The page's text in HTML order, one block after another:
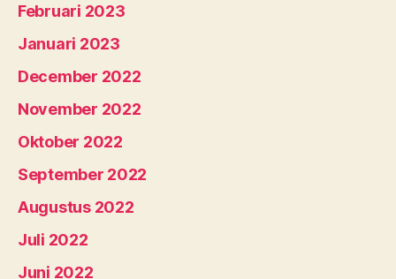
Februari 2023
Januari 2023
December 2022
November 2022
Oktober 2022
September 2022
Augustus 2022
Juli 2022
Juni 2022